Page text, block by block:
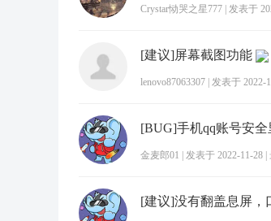
Crystar恸哭之星777 发表于
[建议]屏幕截图功能
lenovo87063307 发表于 2022-
金麦郎01 发表于 2022-11-28